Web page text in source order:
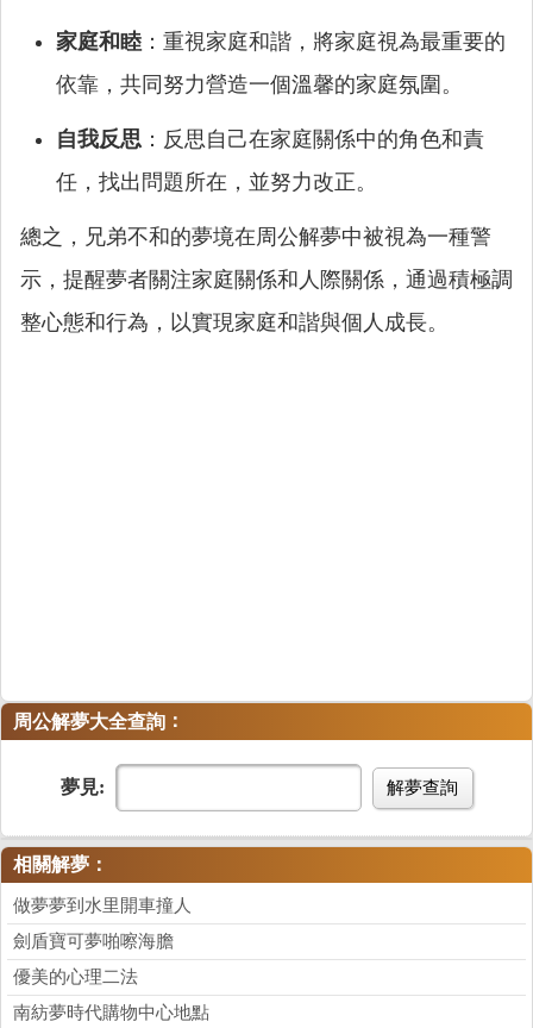
家庭和睦 ：重視家庭和諧，將家庭視為最重要的
依靠，共同努力營造一個溫馨的家庭氛圍。
自我反思 ：反思自己在家庭關係中的角色和責
任，找出問題所在，並努力改正。
總之，兄弟不和的夢境在周公解夢中被視為一種警
示，提醒夢者關注家庭關係和人際關係，通過積極調
整心態和行為，以實現家庭和諧與個人成長。
周公解夢大全查詢 ：
夢見: 解夢查詢
相關解夢：
做夢夢到水里開車撞人
劍盾寶可夢啪嚓海膽
優美的心理二法
南紡夢時代購物中心地點